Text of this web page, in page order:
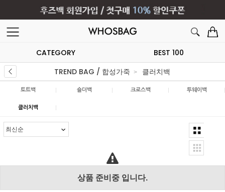
CATEGORY
BEST 100
TREND BAG / 합성가죽
클러치백
토트백 | 숄더백 | 크로스백 | 투웨이백 |
클러치백 |
상품 준비중 입니다.